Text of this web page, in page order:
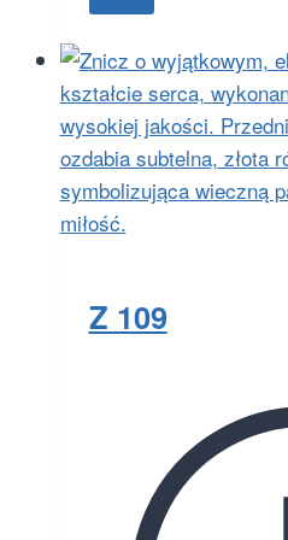
Z 109